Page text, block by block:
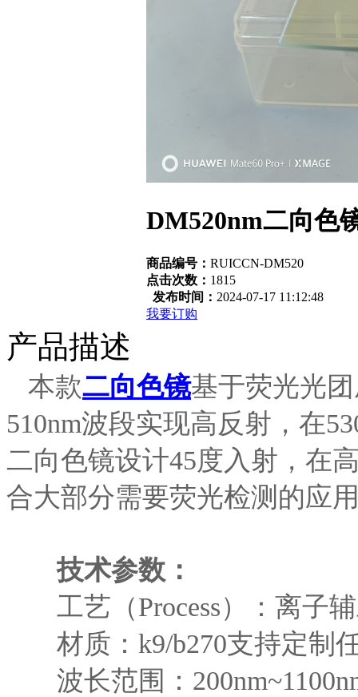
DM520nm二向色
商品编号： RUICCN-DM520
点击次数： 1815
发布时间： 2024-07-17 11:12:48
我要订购
产品描述
本款二向色镜基于荧光光
510nm波段实现高反射，在
二向色镜设计45度入射，在
合大部分需要荧光检测的应
技术参数：
工艺（Process）：离子
材质：k9/b270支持定制
波长范围：